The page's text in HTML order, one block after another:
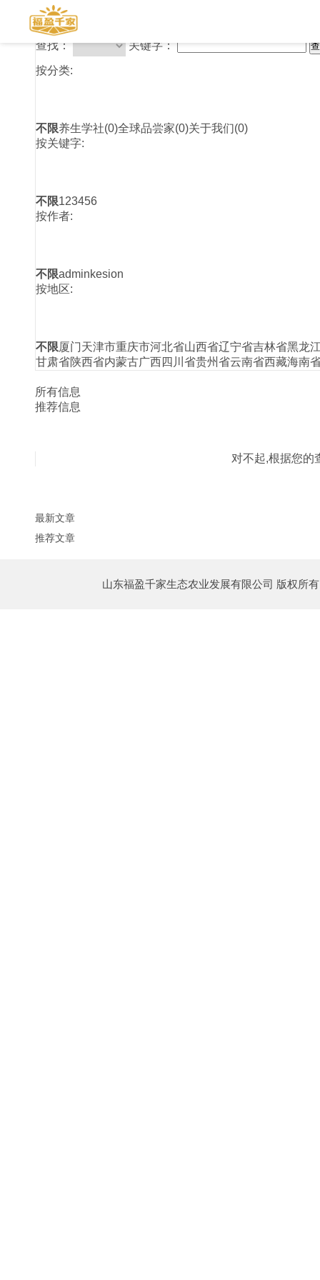
文章筛选
查找： 关键字：
按分类:
不限养生学社(0)全球品尝家(0)关于我们(0)
按关键字:
不限123456
按作者:
不限adminkesion
按地区:
不限厦门天津市重庆市河北省山西省辽宁省吉林省黑龙
甘肃省陕西省内蒙古广西四川省贵州省云南省西藏海南
所有信息
推荐信息
对不起,根据您的
最新文章
推荐文章
山东福盈千家生态农业发展有限公司 版权所有